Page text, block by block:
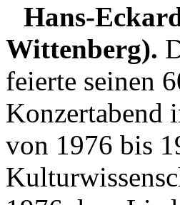
Hans-
Wittenberg).
feierte seinen
Konzertabend
von 1976 bis